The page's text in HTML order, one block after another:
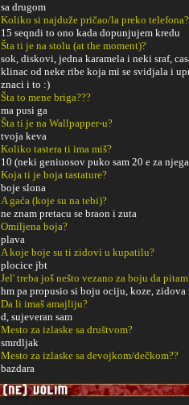
sa drugom
Koliko si najduže pričao/la preko telefona?
15 seqndi to ono kada dopunjujem kredu
Šta ti je na stolu (at the moment)?
sok, diskovi, jedna karamela i neki sraf,
klinac od neke ribe koja mi se svidjala i
znaci i to :)
Šta to mene briga???
ma pusi ga
Šta ti je na Wallpapper-u?
tvoja keva
Koliko tastera ti ima miš?
10 (neki geniuosov puko sam 20 e za
Koja ti je boja tastature?
boje slona
A gaća (koje su na tebi)?
ne znam pretacu se braon i zuta
Omiljena boja?
plava
A koje boje su ti zidovi u kupatilu?
plocice jbt
Jel' treba još nešto vezano za boju da
hm pa propusio si boju ociju, koze, zidova
Da li imaš amajliju?
d, sujeveran sam
Mesto za izlaske sa društvom?
smrdljak
Mesto za izlaske sa devojkom/dečkom??
bazdara